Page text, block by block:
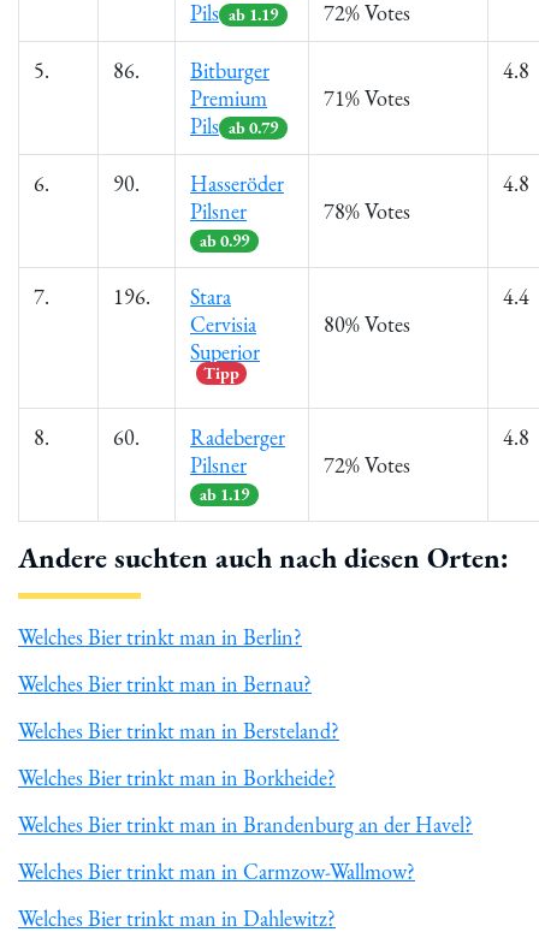
Pils ab 1.19 72% Votes
5. 86.
Bitburger
Premium
Pils ab 0.79
71% Votes
4.8
6. 90.
Hasseröder
Pilsner
ab 0.99
78% Votes
4.8
7. 196.
Stara
Cervisia
Superior
Tipp
80% Votes
4.4
8. 60.
Radeberger
Pilsner
ab 1.19
72% Votes
4.8
Andere suchten auch nach diesen Orten:
Welches Bier trinkt man in Berlin?
Welches Bier trinkt man in Bernau?
Welches Bier trinkt man in Bersteland?
Welches Bier trinkt man in Borkheide?
Welches Bier trinkt man in Brandenburg an der Havel?
Welches Bier trinkt man in Carmzow-Wallmow?
Welches Bier trinkt man in Dahlewitz?